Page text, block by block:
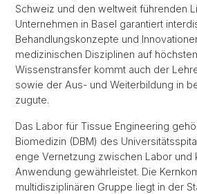
Schweiz und den weltweit führenden
Unternehmen in Basel garantiert
Behandlungskonzepte und
medizinischen Disziplinen auf
Wissenstransfer kommt auch der
sowie der Aus- und Weiterbildung in
zugute.
Das Labor für Tissue Engineering
Biomedizin (DBM) des
enge Vernetzung zwischen Labor und
Anwendung gewährleistet. Die
multidisziplinären Gruppe liegt in der